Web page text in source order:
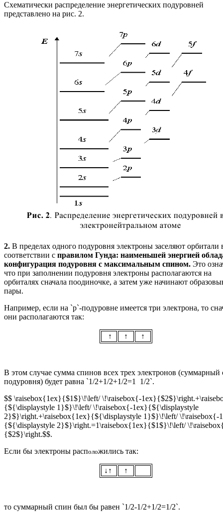
Схематически распределение энергетических подуровней
представлено на рис. 2.
2. В пределах одного подуровня электроны заселяют орбитали
соответствии с правилом Гунда: наименьшей энергией
конфигурация подуровня с максимальным спином. Это
что при заполнении подуровня электроны располагаются на
орбиталях сначала поодиночке, а затем уже начинают
пары.
Например, если на `p`-подуровне имеется три электрона, то
они располагаются так:
↑ ↑ ↑
В этом случае сумма спинов всех трех электронов (суммарный
подуровня) будет равна `1/2+1/2+1/2=1 1/2`.
$$ \raisebox{1ex}{$1$}\!\left/ \!\raisebox{-
{${\displaystyle 1}$}\!\left/ \!\raisebox{-1ex}{${\displaystyle
2}$}\right.+\raisebox{1ex}{${\displaystyle 1}$}\!\left/ \!\raisebox{-
{${\displaystyle 2}$}\right.=1\raisebox{1ex}{$1$}\!\left/
{$2$}\right.$$.
Если бы электроны расположились так:
↓↑ ↑
то суммарный спин был бы равен `1/2-1/2+1/2=1/2`.